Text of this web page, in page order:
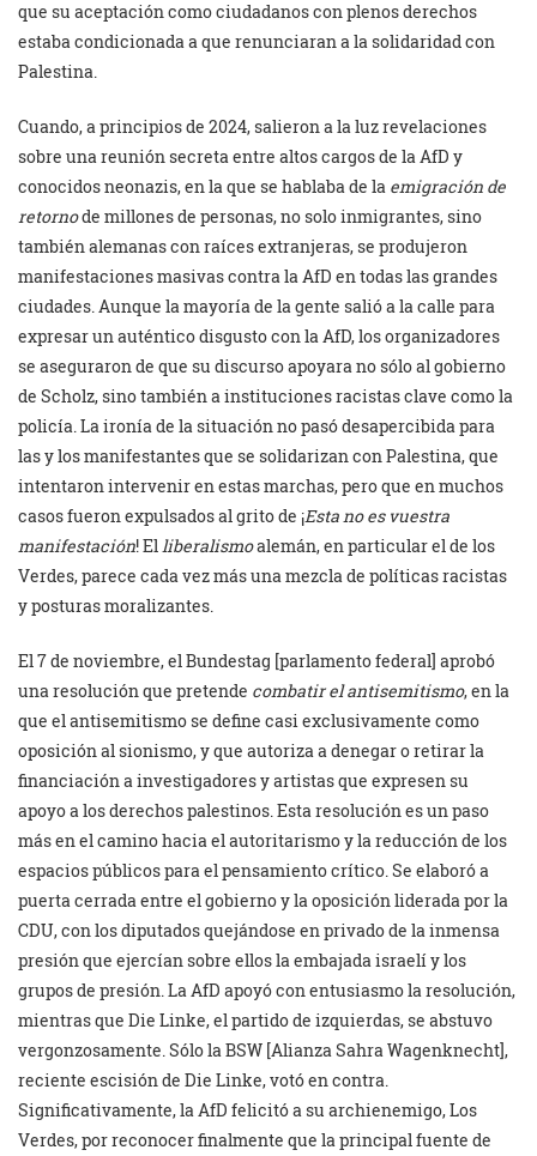
que su aceptación como ciudadanos con plenos derechos
estaba condicionada a que renunciaran a la solidaridad con
Palestina.
Cuando, a principios de 2024, salieron a la luz revelaciones
sobre una reunión secreta entre altos cargos de la AfD y
conocidos neonazis, en la que se hablaba de la emigración de
retornode millones de personas, no solo inmigrantes, sino
también alemanas con raíces extranjeras, se produjeron
manifestaciones masivas contra la AfD en todas las grandes
ciudades. Aunque la mayoría de la gente salió a la calle para
expresar un auténtico disgusto con la AfD, los organizadores
se aseguraron de que su discurso apoyara no sólo al gobierno
de Scholz, sino también a instituciones racistas clave como la
policía. La ironía de la situación no pasó desapercibida para
las y los manifestantes que se solidarizan con Palestina, que
intentaron intervenir en estas marchas, pero que en muchos
casos fueron expulsados al grito de ¡Esta no es vuestra
manifestación! El liberalismoalemán, en particular el de los
Verdes, parece cada vez más una mezcla de políticas racistas
y posturas moralizantes.
El 7 de noviembre, el Bundestag [parlamento federal] aprobó
una resolución que pretende combatir el antisemitismo, en la
que el antisemitismo se define casi exclusivamente como
oposición al sionismo, y que autoriza a denegar o retirar la
financiación a investigadores y artistas que expresen su
apoyo a los derechos palestinos. Esta resolución es un paso
más en el camino hacia el autoritarismo y la reducción de los
espacios públicos para el pensamiento crítico. Se elaboró a
puerta cerrada entre el gobierno y la oposición liderada por la
CDU, con los diputados quejándose en privado de la inmensa
presión que ejercían sobre ellos la embajada israelí y los
grupos de presión. La AfD apoyó con entusiasmo la resolución,
mientras que Die Linke, el partido de izquierdas, se abstuvo
vergonzosamente. Sólo la BSW [Alianza Sahra Wagenknecht],
reciente escisión de Die Linke, votó en contra.
Significativamente, la AfD felicitó a su archienemigo, Los
Verdes, por reconocer finalmente que la principal fuente de